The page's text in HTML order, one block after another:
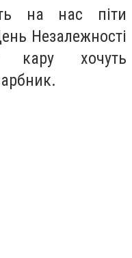
на нас піти
Незалежності
хочуть